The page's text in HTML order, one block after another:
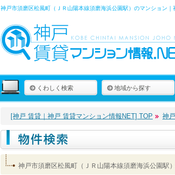
神戸市須磨区松風町（ＪＲ山陽本線須磨海浜公園駅）のマンション
くわしく検索 地域から探す
[神戸 賃貸｜神戸 賃貸マンション情報NET] TOP 神
神戸市須磨区松風町（ＪＲ山陽本線須磨海浜公園駅